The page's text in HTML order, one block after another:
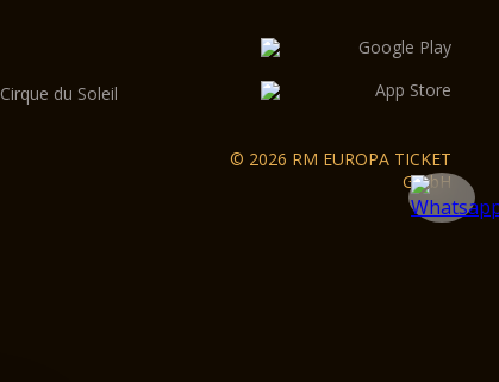
Cirque du Soleil
© 2026 RM EUROPA TICKET
GmbH